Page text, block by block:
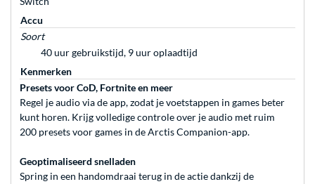
Accu
Soort
40 uur gebruikstijd, 9 uur oplaadtijd
Kenmerken
Presets voor CoD, Fortnite en meer
Regel je audio via de app, zodat je voetstappen in games beter
kunt horen. Krijg volledige controle over je audio met ruim
200 presets voor games in de Arctis Companion-app.
Geoptimaliseerd snelladen
Spring in een handomdraai terug in de actie dankzij de